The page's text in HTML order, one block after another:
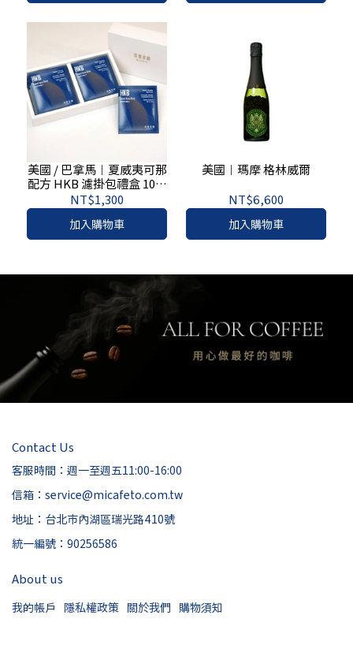
美國 / 巴拿馬︱夏威夷可那
配方 HKB 濾掛包禮盒 10入
/ 25入
NT$1,300
加入購物車
美國︱瑪摩 格林威爾
NT$6,600
加入購物車
Contact Us
客服時間：週一至週五11:00-16:00
信箱：service@micafeto.com.tw
地址：台北市內湖區瑞光路410號
統一編號：90256586
About us
我的帳戶 隱私權政策 關於我們 購物須知